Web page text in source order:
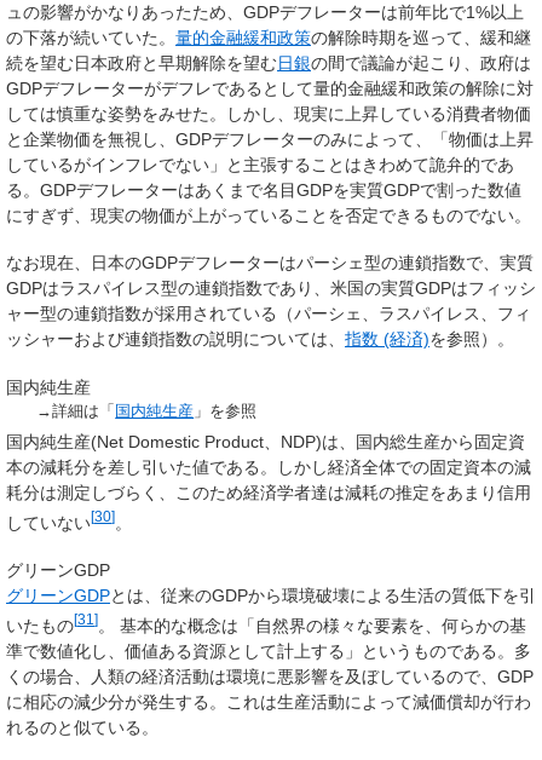
ュの影響がかなりあったため、GDPデフレーターは前年比で1%以上
の下落が続いていた。 量的金融緩和政策の解除時期を巡って、緩和継
続を望む日本政府と早期解除を望む日銀の間で議論が起こり、政府は
GDPデフレーターがデフレであるとして量的金融緩和政策の解除に対
しては慎重な姿勢をみせた。しかし、現実に上昇している消費者物価
と企業物価を無視し、GDPデフレーターのみによって、「物価は上昇
しているがインフレでない」と主張することはきわめて詭弁的であ
る。GDPデフレーターはあくまで名目GDPを実質GDPで割った数値
にすぎず、現実の物価が上がっていることを否定できるものでない。
なお現在、日本のGDPデフレーターはパーシェ型の連鎖指数で、実質
GDPはラスパイレス型の連鎖指数であり、米国の実質GDPはフィッシ
ャー型の連鎖指数が採用されている（パーシェ、ラスパイレス、フィ
ッシャーおよび連鎖指数の説明については、 指数 (経済)を参照）。
国内純生産
→詳細は「 国内純生産 」を参照
国内純生産(Net Domestic Product、 NDP)は、国内総生産から固定資
本の減耗分を差し引いた値である。しかし経済全体での固定資本の減
耗分は測定しづらく、このため経済学者達は減耗の推定をあまり信用
していない[30]。
グリーンGDP
グリーンGDPとは、従来のGDPから環境破壊による生活の質低下を引
いたもの[31 ] 。 基本的な概念は「 自然界の様々な要素を、何らかの基
準で数値化し、価値ある資源として計上する 」というものである。多
くの場合、人類の経済活動は環境に悪影響を及ぼしているので、GDP
に相応の減少分が発生する。これは生産活動によって減価償却が行わ
れるのと似ている。